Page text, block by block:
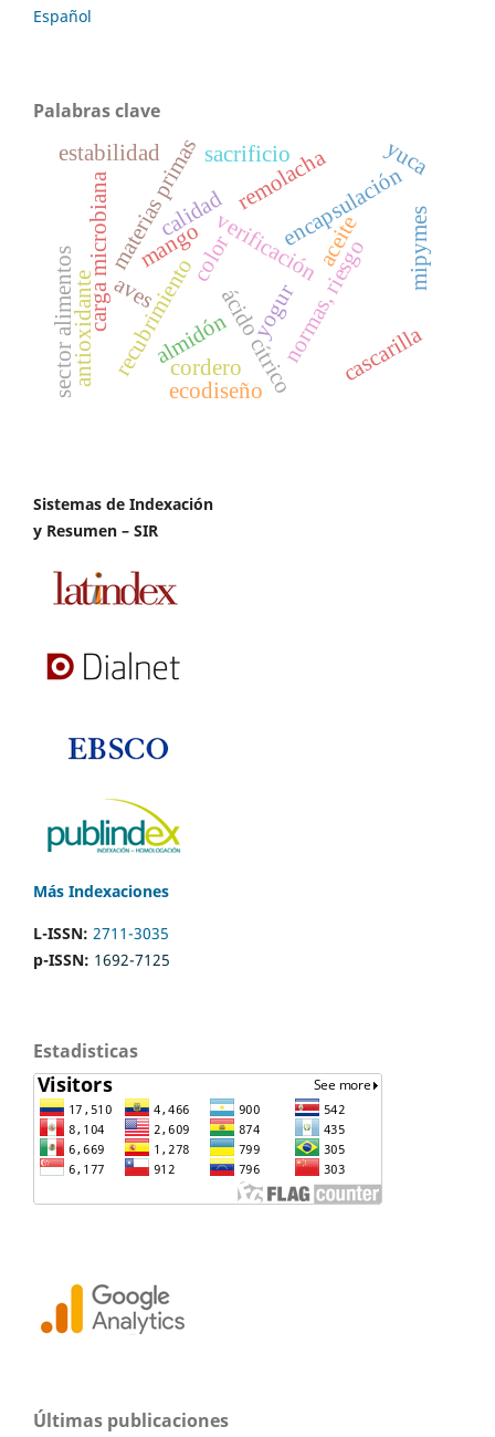
Español
Palabras clave
calidad
materias primas
normas, riesgo
verificación
ácido cítrico
almidón
mango
recubrimientocolor
encapsulación
remolacha
yogur
carga microbiana
cordero
sacrificio
aceite
antioxidante cascarilla
ecodiseño
mipymes
sector alimentos
estabilidad
aves
yuca
Sistemas de Indexación
y Resumen – SIR
Más Indexaciones
L-ISSN: 2711-3035
p-ISSN: 1692-7125
Estadisticas
Últimas publicaciones